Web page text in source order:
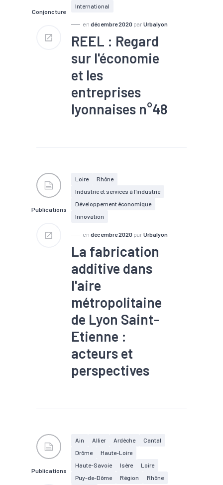
Conjoncture
International
en décembre 2020 par Urbalyon
REEL : Regard
sur l'économie
et les
entreprises
lyonnaises n°48
#Construction
#Electronique
#Emploi
#Energies renouvelables
#Environnement
#Informatique
#Interim
#Logistique
#Marché du
travail
#Métallurgie
#Métropole
#Mobilité
#Numérique
#Plasturgie
#Revenu
économique
#Tourisme
#Transports
Publications
Loire
Rhône
Industrie et services à l'industrie
Développement économique
Innovation
en décembre 2020 par Urbalyon
La fabrication
additive dans
l'aire
métropolitaine
de Lyon Saint-
Etienne :
acteurs et
perspectives
#Métaux
#Métropole
#Sous-traitance
Publications
Ain Allier Ardèche
Cantal
Drôme
Haute-Loire
Haute-Savoie
Isère
Loire
Puy-de-Dôme
Région
Rhône